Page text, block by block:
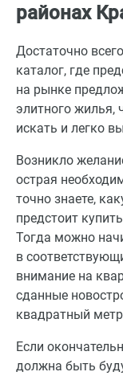
районах
Достаточно
каталог, где
на рынке
элитного жилья,
искать и легко
Возникло
острая
точно знаете,
предстоит
Тогда можно
в
внимание на
сданные
квадратный
Если
должна быть